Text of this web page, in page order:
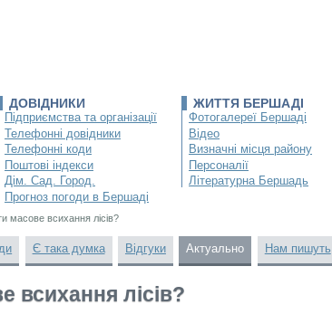
ДОВІДНИКИ
Підприємства та організації
Телефонні довідники
Телефонні коди
Поштові індекси
Дім. Сад. Город.
Прогноз погоди в Бершаді
ЖИТТЯ БЕРШАДІ
Фотогалереї Бершаді
Відео
Визначні місця району
Персоналії
Літературна Бершадь
масове всихання лісів?
Є така думка Відгуки Актуально Нам пишуть
всихання лісів?